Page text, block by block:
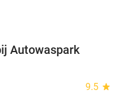
Autowaspark
9.5 star